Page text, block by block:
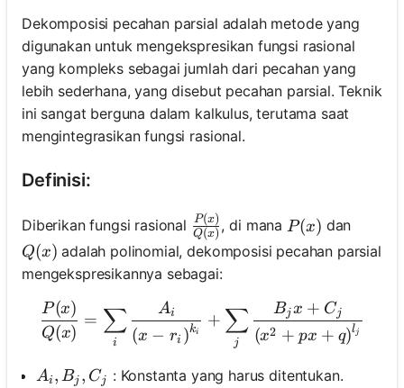
Dekomposisi pecahan parsial adalah metode yang
digunakan untuk mengekspresikan fungsi rasional
yang kompleks sebagai jumlah dari pecahan yang
lebih sederhana, yang disebut pecahan parsial. Teknik
ini sangat berguna dalam kalkulus, terutama saat
mengintegrasikan fungsi rasional.
Definisi:
Diberikan fungsi rasional \frac{P(x)}{Q(x)}
Q(x)
P(x) , di mana P(x)
P(x) dan
Q(x)
Q(x) adalah polinomial, dekomposisi pecahan parsial
mengekspresikannya sebagai:
Q(x)
P(x)
=
i
∑ (x − ri )ki
Ai +
j
∑ (x2 + px + q)lj
Bj x + Cj
A_i, B_j, C_j
Ai , Bj , Cj : Konstanta yang harus ditentukan.